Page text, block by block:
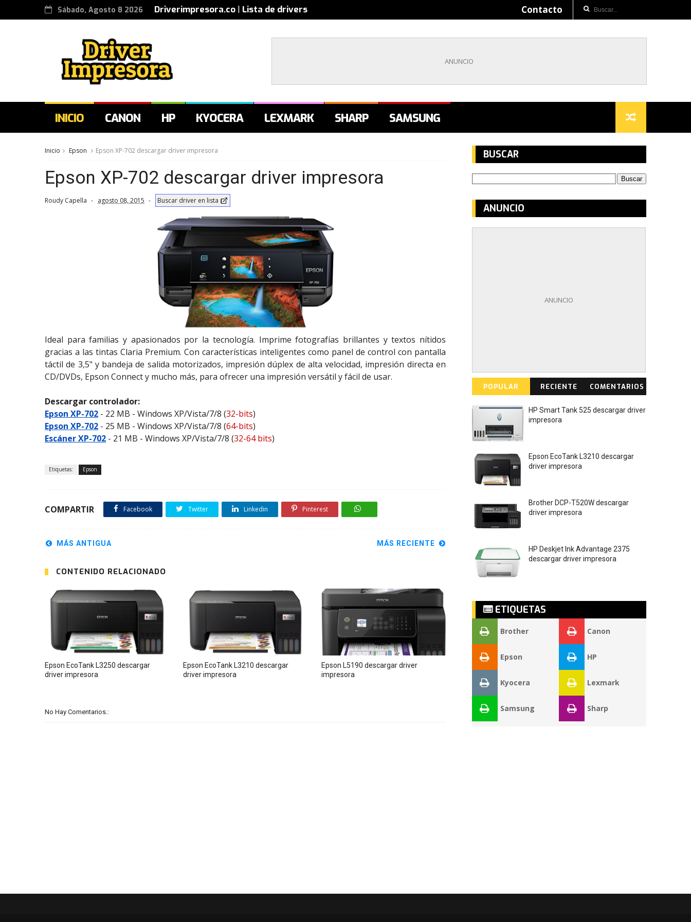
Sábado, Agosto 8 2026 Driverimpresora.co | Lista de drivers Contacto
INICIO CANON HP KYOCERA LEXMARK SHARP SAMSUNG
Inicio Epson Epson XP-702 descargar driver impresora
Epson XP-702 descargar driver impresora
Roudy Capella agosto 08, 2015 Buscar driver en lista
Ideal para familias y apasionados por la tecnología. Imprime fotografías brillantes y textos nítidos
gracias a las tintas Claria Premium. Con características inteligentes como panel de control con pantalla
táctil de 3,5" y bandeja de salida motorizados, impresión dúplex de alta velocidad, impresión directa en
CD/DVDs, Epson Connect y mucho más, para ofrecer una impresión versátil y fácil de usar.
Descargar controlador:
Epson XP-702 - 22 MB - Windows XP/Vista/7/8 (32-bits)
Epson XP-702 - 25 MB - Windows XP/Vista/7/8 (64-bits)
Escáner XP-702 - 21 MB - Windows XP/Vista/7/8 (32-64 bits)
Etiquetas: Epson
COMPARTIR Facebook Twitter Linkedin Pinterest
MÁS RECIENTE
MÁS ANTIGUA
CONTENIDO RELACIONADO
Epson EcoTank L3250 descargar
driver impresora
Epson EcoTank L3210 descargar
driver impresora
Epson L5190 descargar driver
impresora
No Hay Comentarios.:
BUSCAR
ANUNCIO
POPULAR RECIENTE COMENTARIOS
HP Smart Tank 525 descargar driver
impresora
Epson EcoTank L3210 descargar
driver impresora
Brother DCP-T520W descargar
driver impresora
HP Deskjet Ink Advantage 2375
descargar driver impresora
ETIQUETAS
Brother Canon
Epson HP
Kyocera Lexmark
Samsung Sharp